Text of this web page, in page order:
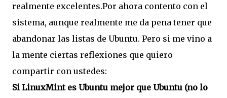
realmente excelentes.Por ahora contento con el
sistema, aunque realmente me da pena tener que
abandonar las listas de Ubuntu. Pero si me vino a
la mente ciertas reflexiones que quiero
compartir con ustedes:
Si LinuxMint es Ubuntu mejor que Ubuntu (no lo